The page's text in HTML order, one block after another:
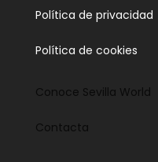
Política de privacidad
Política de cookies
Conoce Sevilla World
Contacta